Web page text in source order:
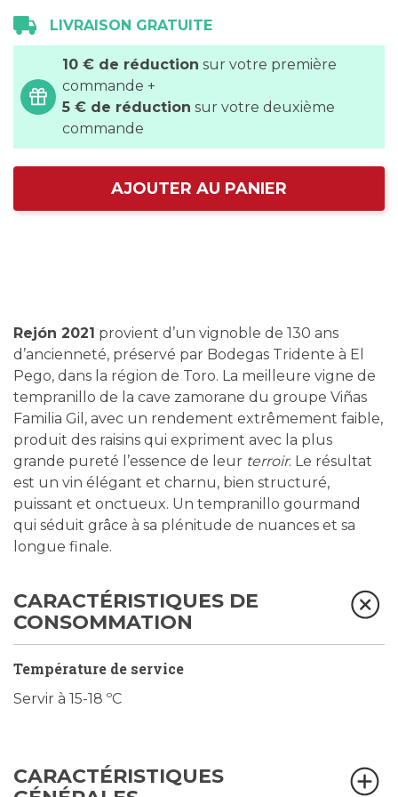
LIVRAISON GRATUITE
10 € de réduction sur votre première
commande +
5 € de réduction sur votre deuxième
commande
AJOUTER AU PANIER
Rejón 2021 provient d’un vignoble de 130 ans
d’ancienneté, préservé par Bodegas Tridente à El
Pego, dans la région de Toro. La meilleure vigne de
tempranillo de la cave zamorane du groupe Viñas
Familia Gil, avec un rendement extrêmement faible,
produit des raisins qui expriment avec la plus
grande pureté l’essence de leur terroir. Le résultat
est un vin élégant et charnu, bien structuré,
puissant et onctueux. Un tempranillo gourmand
qui séduit grâce à sa plénitude de nuances et sa
longue finale.
CARACTÉRISTIQUES DE
CONSOMMATION
Température de service
Servir à 15-18 ºC
CARACTÉRISTIQUES